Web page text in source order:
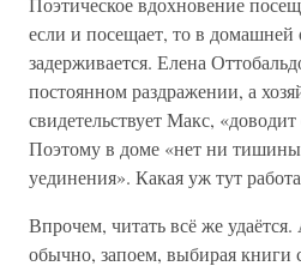
если и посещает, то в домашней
задерживается. Елена
постоянном раздражении, а
свидетельствует Макс,
Поэтому в доме «нет ни
уединения». Какая уж тут
Впрочем, читать всё же
обычно, запоем, выбирая книги